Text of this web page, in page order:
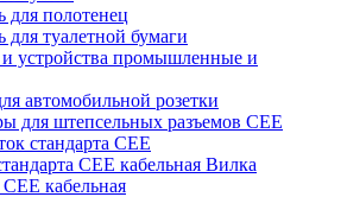
для полотенец
для туалетной бумаги
устройства промышленные и
автомобильной розетки
для штепсельных разъемов CEE
стандарта CEE
Вилка
CEE кабельная